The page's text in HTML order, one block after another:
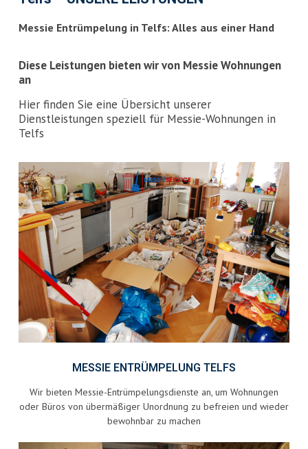
Messie Entrümpelung in Telfs: Alles aus einer Hand
Diese Leistungen bieten wir von Messie Wohnungen
an
Hier finden Sie eine Übersicht unserer
Dienstleistungen speziell für Messie-Wohnungen in
Telfs
MESSIE ENTRÜMPELUNG TELFS
Wir bieten Messie-Entrümpelungsdienste an, um Wohnungen
oder Büros von übermäßiger Unordnung zu befreien und wieder
bewohnbar zu machen